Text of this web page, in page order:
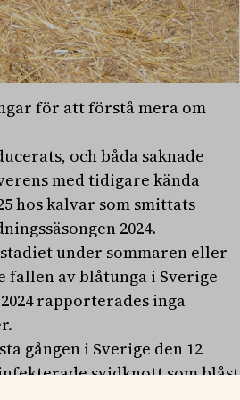
för att förstå mera om
och båda saknade
med tidigare kända
hos kalvar som smittats
2024.
under sommaren eller
fallen av blåtunga i Sverige
rapporterades inga
gången i Sverige den 12
svidknott som blåst